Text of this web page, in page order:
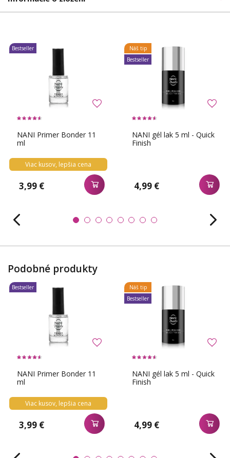
NANI Primer Bonder 11
ml
Viac kusov, lepšia cena
3,99 €
Bestseller
NANI gél lak 5 ml - Quick
Finish
4,99 €
Náš tip
Bestseller
Podobné produkty
NANI Primer Bonder 11
ml
Viac kusov, lepšia cena
3,99 €
Bestseller
NANI gél lak 5 ml - Quick
Finish
4,99 €
Náš tip
Bestseller